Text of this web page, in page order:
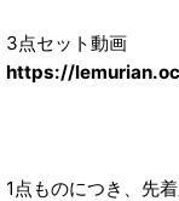
3点セット動画
https://
1点ものにつき、先